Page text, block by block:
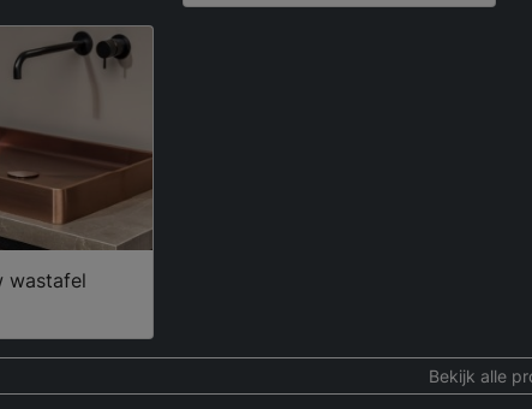
wastafel
Bekijk alle